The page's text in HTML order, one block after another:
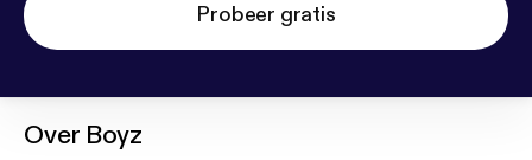
Probeer gratis
Over Boyz